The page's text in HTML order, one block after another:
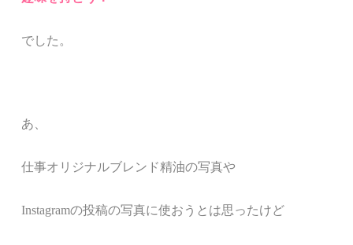
でした。
あ、
仕事オリジナルブレンド精油の写真や
Instagramの投稿の写真に使おうとは思ったけど